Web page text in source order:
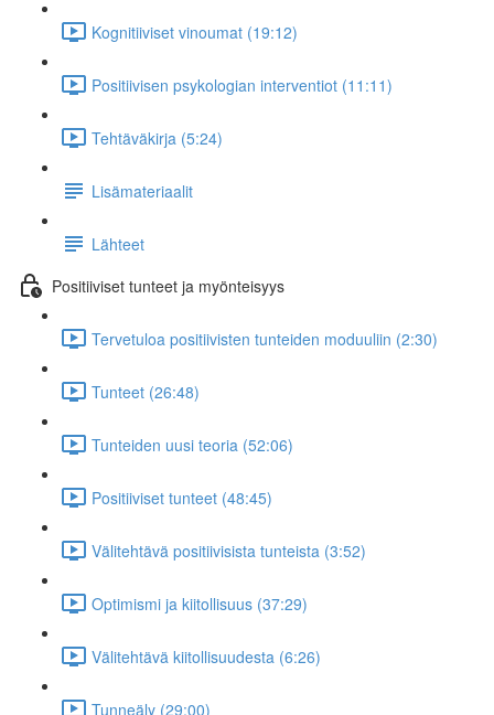
Kognitiiviset vinoumat (19:12)
Positiivisen psykologian interventiot (11:11)
Tehtäväkirja (5:24)
Lisämateriaalit
Lähteet
Positiiviset tunteet ja myönteisyys
Tervetuloa positiivisten tunteiden moduuliin (2:30)
Tunteet (26:48)
Tunteiden uusi teoria (52:06)
Positiiviset tunteet (48:45)
Välitehtävä positiivisista tunteista (3:52)
Optimismi ja kiitollisuus (37:29)
Välitehtävä kiitollisuudesta (6:26)
Tunneäly (29:00)